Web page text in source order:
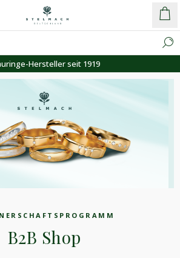
Hersteller seit 1919
B2B Shop